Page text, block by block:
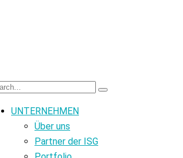
UNTERNEHMEN
Über uns
Partner der ISG